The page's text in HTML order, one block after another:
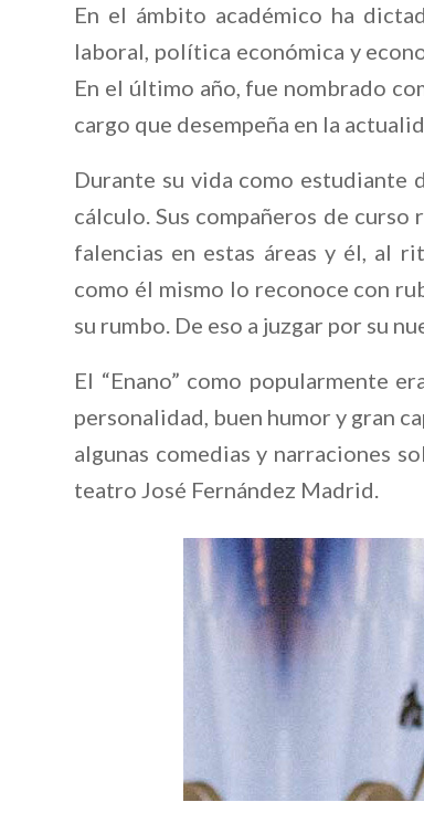
En el ámbito académico ha
laboral, política económica y
En el último año, fue nombrado
cargo que desempeña en la
Durante su vida como estudiante
cálculo. Sus compañeros de curso
falencias en estas áreas y él, al
como él mismo lo reconoce con
su rumbo. De eso a juzgar por su
El “Enano” como popularmente
personalidad, buen humor y gran
algunas comedias y narraciones
teatro José Fernández Madrid.